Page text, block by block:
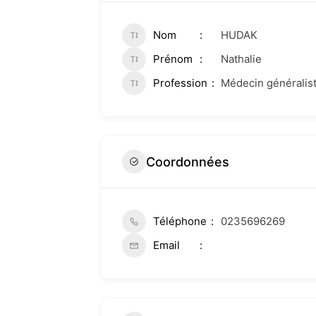
Nom
HUDAK
Prénom
Nathalie
Profession
Médecin
Coordonnées
Téléphone
0235696269
Email